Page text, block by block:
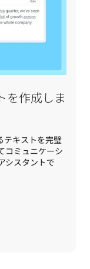
を作成しま
テキストを完璧
コミュニケーシ
シスタントで